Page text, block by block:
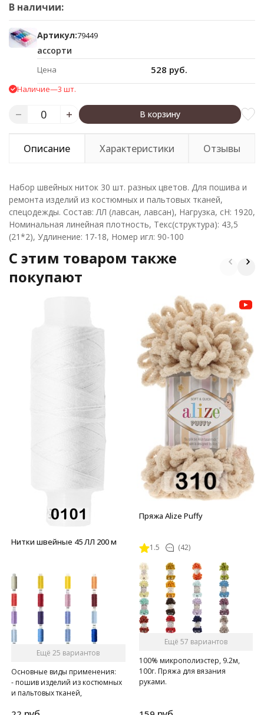
В наличии:
Артикул:79449
ассорти
Цена 528 руб.
Наличие—3 шт.
В корзину
Описание Характеристики Отзывы
Набор швейных ниток 30 шт. разных цветов. Для пошива и
ремонта изделий из костюмных и пальтовых тканей,
спецодежды. Состав: ЛЛ (лавсан, лавсан), Нагрузка, сН: 1920,
Номинальная линейная плотность, Текс(структура): 43,5
(21*2), Удлинение: 17-18, Номер игл: 90-100
C этим товаром также
покупают
Нитки швейные 45 ЛЛ 200 м
Ещё 25 вариантов
Основные виды применения:
- пошив изделий из костюмных
и пальтовых тканей,
Пряжа Alize Puffy
1.5 (42)
Ещё 57 вариантов
100% микрополиэстер, 9.2м,
100г. Пряжа для вязания
руками.